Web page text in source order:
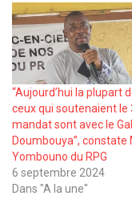
‘‘Aujourd’hui la plupart
ceux qui soutenaient le
mandat sont avec le Gal
Doumbouya’’, constate
Yombouno du RPG
6 septembre 2024
Dans "A la une"